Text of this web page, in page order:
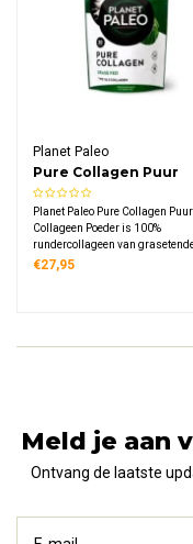
Planet Paleo
Pure Collagen Puur
Collageen Poeder
Planet Paleo Pure Collagen Puur
Collageen Poeder is 100%
rundercollageen van
weidekoeien. 7,5 gram collageen
€27,95
Meld je aan
Ontvang de laatste